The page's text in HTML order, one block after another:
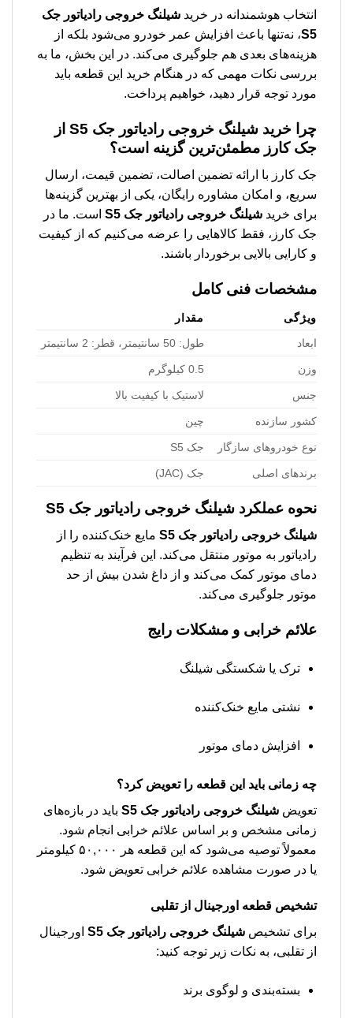
انتخاب هوشمندانه در خرید شیلنگ خروجی رادیاتور جک
S5، نه‌تنها باعث افزایش عمر خودرو می‌شود بلکه از
هزینه‌های بعدی هم جلوگیری می‌کند. در این بخش، ما به
بررسی نکات مهمی که در هنگام خرید این قطعه باید
مورد توجه قرار دهید، خواهیم پرداخت.
چرا خرید شیلنگ خروجی رادیاتور جک S5 از
جک کارز مطمئن‌ترین گزینه است؟
جک کارز با ارائه تضمین اصالت، تضمین قیمت، ارسال
سریع، و امکان مشاوره رایگان، یکی از بهترین گزینه‌ها
برای خرید شیلنگ خروجی رادیاتور جک S5
است. ما در
جک کارز، فقط کالاهایی را عرضه می‌کنیم که از کیفیت
و کارایی بالایی برخوردار باشند.
مشخصات فنی کامل
ویژگی
مقدار
ابعاد
طول: 50 سانتیمتر، قطر: 2 سانتیمتر
وزن 0.5 کیلوگرم
جنس لاستیک با کیفیت بالا
کشور سازنده چین
نوع خودروهای سازگار جک S5
برندهای اصلی جک (JAC)
نحوه عملکرد شیلنگ خروجی رادیاتور جک S5
شیلنگ خروجی رادیاتور جک S5
مایع خنک‌کننده را از
رادیاتور به موتور منتقل می‌کند. این فرآیند به تنظیم
دمای موتور کمک می‌کند و از داغ شدن بیش از حد
موتور جلوگیری می‌کند.
علائم خرابی و مشکلات رایج
ترک یا شکستگی شیلنگ
نشتی مایع خنک‌کننده
افزایش دمای موتور
چه زمانی باید این قطعه را تعویض کرد؟
تعویض شیلنگ خروجی رادیاتور جک S5
باید در بازه‌های
زمانی مشخص و بر اساس علائم خرابی انجام شود.
معمولاً توصیه می‌شود که این قطعه هر ۵۰,۰۰۰ کیلومتر
یا در صورت مشاهده علائم خرابی تعویض شود.
تشخیص قطعه اورجینال از تقلبی
برای تشخیص شیلنگ خروجی رادیاتور جک S5
اورجینال
از تقلبی، به نکات زیر توجه کنید:
بسته‌بندی و لوگوی برند